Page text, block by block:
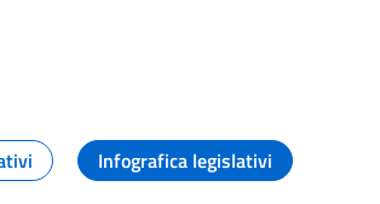
Infografica legislativi